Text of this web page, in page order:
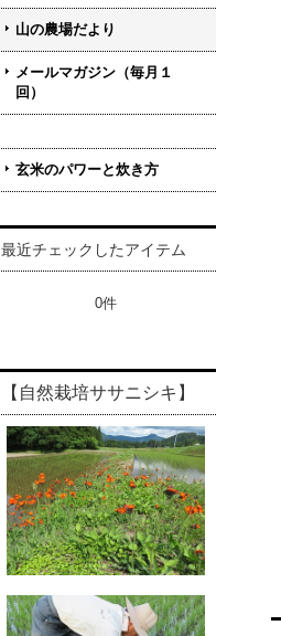
山の農場だより
メールマガジン（毎月１
回）
玄米のパワーと炊き方
最近チェックしたアイテム
0件
【自然栽培ササニシキ】